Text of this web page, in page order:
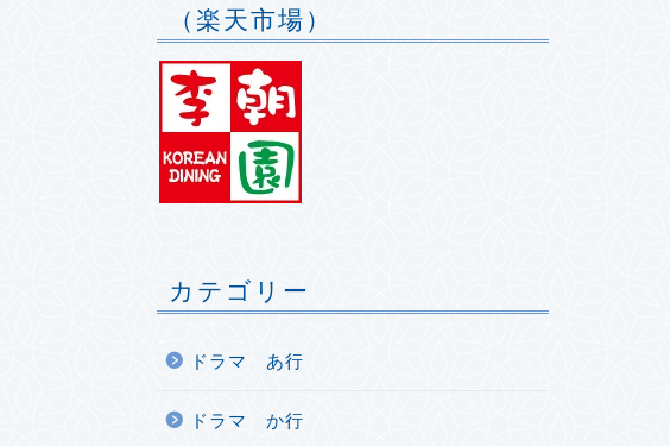
（楽天市場）
カテゴリー
ドラマ あ行
ドラマ か行